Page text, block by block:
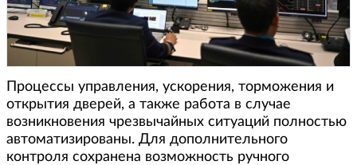
Процессы управления, ускорения, торможения и
открытия дверей, а также работа в случае
возникновения чрезвычайных ситуаций полностью
автоматизированы. Для дополнительного
контроля сохранена возможность ручного